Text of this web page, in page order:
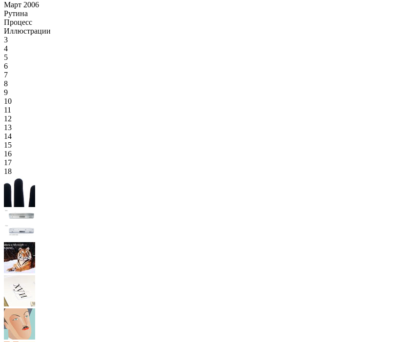
Март 2006
Рутина
Процесс
Иллюстрации
3
4
5
6
7
8
9
10
11
12
13
14
15
16
17
18